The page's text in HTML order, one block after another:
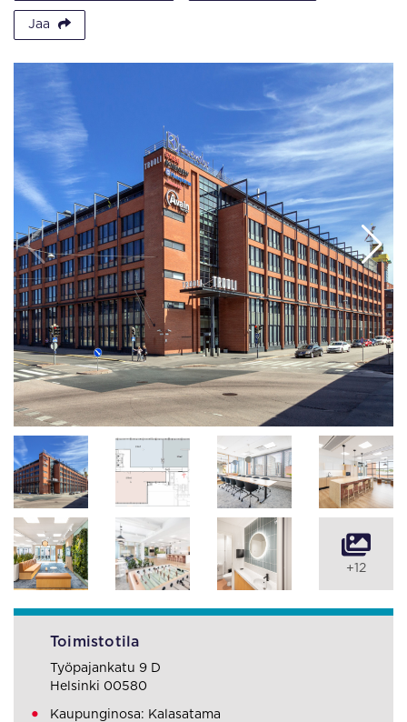
Jaa
+12
Toimistotila
Työpajankatu 9 D
Helsinki 00580
Kaupunginosa: Kalasatama